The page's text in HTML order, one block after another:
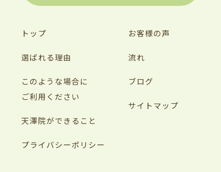
トップ
選ばれる理由
このような場合に
ご利用ください
天澤院ができること
プライバシーポリシー
お客様の声
流れ
ブログ
サイトマップ